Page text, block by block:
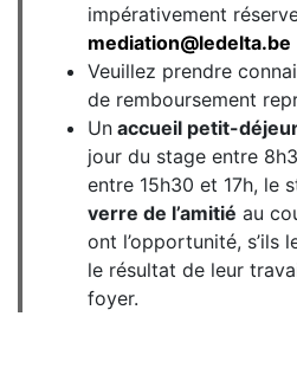
impérativement
mediation@ledelta.be
Veuillez prendre
de remboursement
Un accueil petit-
jour du stage entre
entre 15h30 et 17h, le
verre de l’amitié au
ont l’opportunité, s’ils
le résultat de leur
foyer.